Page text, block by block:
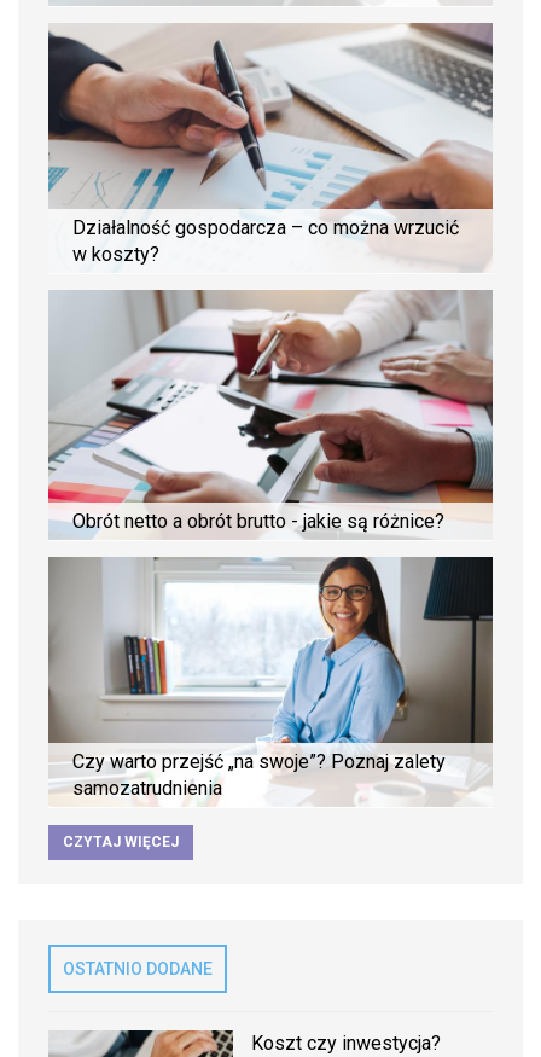
Działalność gospodarcza – co można wrzucić
w koszty?
Obrót netto a obrót brutto - jakie są różnice?
Czy warto przejść „na swoje”? Poznaj zalety
samozatrudnienia
CZYTAJ WIĘCEJ
OSTATNIO DODANE
Koszt czy inwestycja?